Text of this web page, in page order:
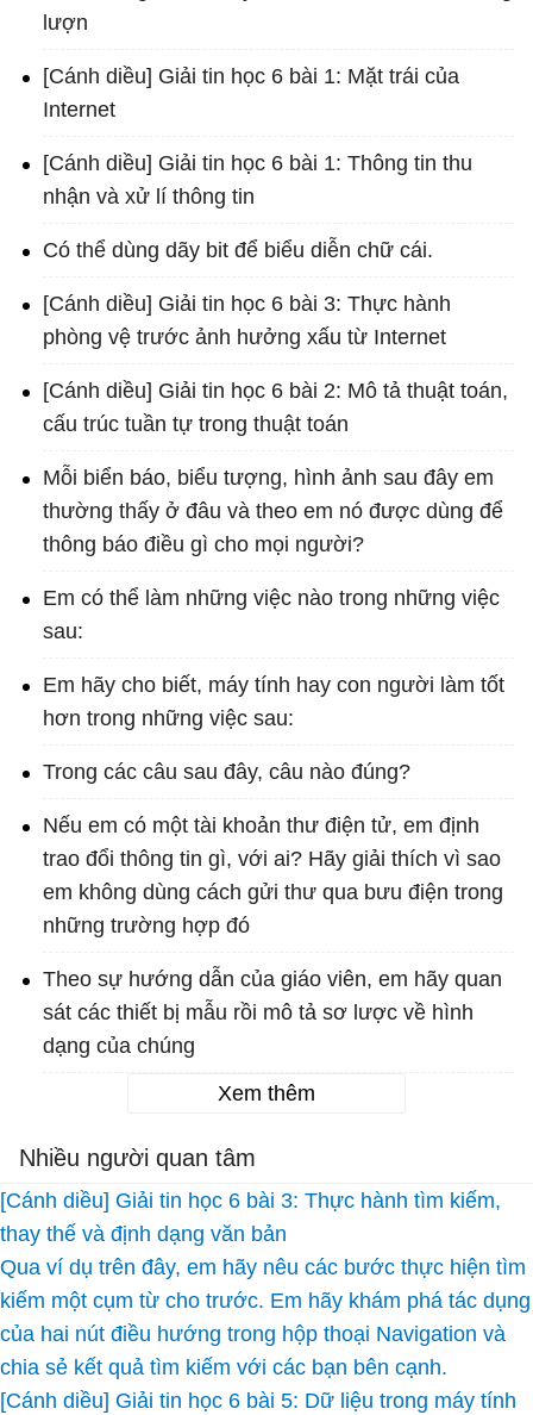
lượn
[Cánh diều] Giải tin học 6 bài 1: Mặt trái của
Internet
[Cánh diều] Giải tin học 6 bài 1: Thông tin thu
nhận và xử lí thông tin
Có thể dùng dãy bit để biểu diễn chữ cái.
[Cánh diều] Giải tin học 6 bài 3: Thực hành
phòng vệ trước ảnh hưởng xấu từ Internet
[Cánh diều] Giải tin học 6 bài 2: Mô tả thuật toán,
cấu trúc tuần tự trong thuật toán
Mỗi biển báo, biểu tượng, hình ảnh sau đây em
thường thấy ở đâu và theo em nó được dùng để
thông báo điều gì cho mọi người?
Em có thể làm những việc nào trong những việc
sau:
Em hãy cho biết, máy tính hay con người làm tốt
hơn trong những việc sau:
Trong các câu sau đây, câu nào đúng?
Nếu em có một tài khoản thư điện tử, em định
trao đổi thông tin gì, với ai? Hãy giải thích vì sao
em không dùng cách gửi thư qua bưu điện trong
những trường hợp đó
Theo sự hướng dẫn của giáo viên, em hãy quan
sát các thiết bị mẫu rồi mô tả sơ lược về hình
dạng của chúng
Xem thêm
Nhiều người quan tâm
[Cánh diều] Giải tin học 6 bài 3: Thực hành tìm kiếm,
thay thế và định dạng văn bản
Qua ví dụ trên đây, em hãy nêu các bước thực hiện tìm
kiếm một cụm từ cho trước. Em hãy khám phá tác dụng
của hai nút điều hướng trong hộp thoại Navigation và
chia sẻ kết quả tìm kiếm với các bạn bên cạnh.
[Cánh diều] Giải tin học 6 bài 5: Dữ liệu trong máy tính